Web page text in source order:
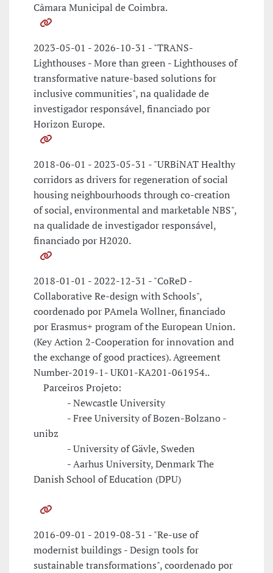
Câmara Municipal de Coimbra.
2023-05-01 - 2026-10-31 - "TRANS-
Lighthouses - More than green - Lighthouses of
transformative nature-based solutions for
inclusive communities", na qualidade de
investigador responsável, financiado por
Horizon Europe.
2018-06-01 - 2023-05-31 - "URBiNAT Healthy
corridors as drivers for regeneration of social
housing neighbourhoods through co-creation
of social, environmental and marketable NBS",
na qualidade de investigador responsável,
financiado por H2020.
2018-01-01 - 2022-12-31 - "CoReD -
Collaborative Re-design with Schools",
coordenado por PAmela Wollner, financiado
por Erasmus+ program of the European Union.
(Key Action 2-Cooperation for innovation and
the exchange of good practices). Agreement
Number-2019-1- UK01-KA201-061954..
Parceiros Projeto:
- Newcastle University
- Free University of Bozen-Bolzano -
unibz
- University of Gävle, Sweden
- Aarhus University, Denmark The
Danish School of Education (DPU)
2016-09-01 - 2019-08-31 - "Re-use of
modernist buildings - Design tools for
sustainable transformations", coordenado por